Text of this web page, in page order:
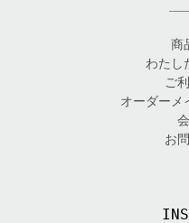
商
わたし
ご
オーダーメ
お